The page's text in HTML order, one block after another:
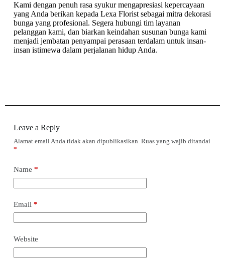
Kami dengan penuh rasa syukur mengapresiasi kepercayaan
yang Anda berikan kepada Lexa Florist sebagai mitra dekorasi
bunga yang profesional. Segera hubungi tim layanan
pelanggan kami, dan biarkan keindahan susunan bunga kami
menjadi jembatan penyampai perasaan terdalam untuk insan-
insan istimewa dalam perjalanan hidup Anda.
Leave a Reply
Alamat email Anda tidak akan dipublikasikan. Ruas yang wajib ditandai
*
Name *
Email *
Website